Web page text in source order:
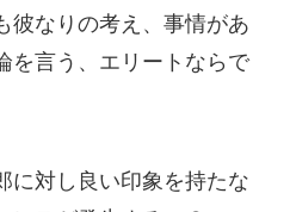
彼なりの考え、事情があ
を言う、エリートならで
に対し良い印象を持たな